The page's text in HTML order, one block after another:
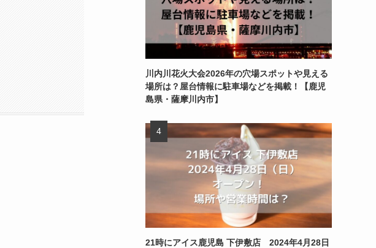
川内川花火大会2026年の穴場スポットや見える
場所は？屋台情報に駐車場などを掲載！【鹿児
島県・薩摩川内市】
21時にアイス鹿児島 下伊敷店 2024年4月28日